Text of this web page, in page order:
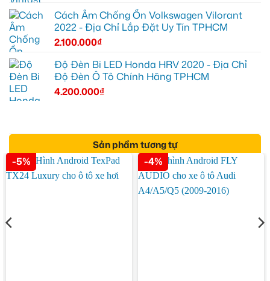
Cách Âm Chống Ồn Volkswagen Vilorant
2022 - Địa Chỉ Lắp Đặt Uy Tín TPHCM
2.100.000₫
Độ Đèn Bi LED Honda HRV 2020 - Địa Chỉ
Độ Đèn Ô Tô Chính Hãng TPHCM
4.200.000₫
Sản phẩm tương tự
-5% -4%